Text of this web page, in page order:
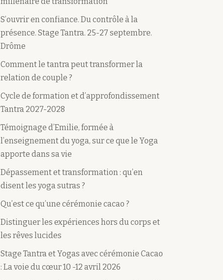
S’ouvrir en confiance. Du contrôle à la
présence. Stage Tantra. 25-27 septembre.
Drôme
Comment le tantra peut transformer la
relation de couple ?
Cycle de formation et d’approfondissement
Tantra 2027-2028
Témoignage d’Emilie, formée à
l’enseignement du yoga, sur ce que le Yoga
apporte dans sa vie
Dépassement et transformation : qu’en
disent les yoga sutras ?
Qu’est ce qu’une cérémonie cacao ?
Distinguer les expériences hors du corps et
les rêves lucides
Stage Tantra et Yogas avec cérémonie Cacao
: La voie du cœur 10 -12 avril 2026